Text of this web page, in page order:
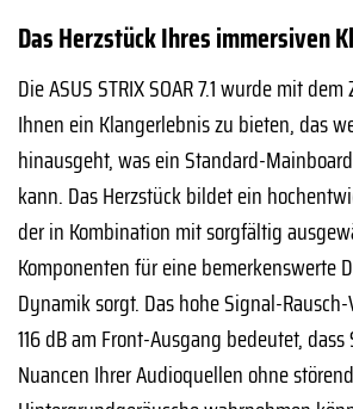
Das Herzstück Ihres immersiven
Die ASUS STRIX SOAR 7.1 wurde mit
Ihnen ein Klangerlebnis zu bieten, das
hinausgeht, was ein Standard-
kann. Das Herzstück bildet ein
der in Kombination mit sorgfältig
Komponenten für eine bemerkenswerte
Dynamik sorgt. Das hohe Signal-
116 dB am Front-Ausgang bedeutet,
Nuancen Ihrer Audioquellen ohne